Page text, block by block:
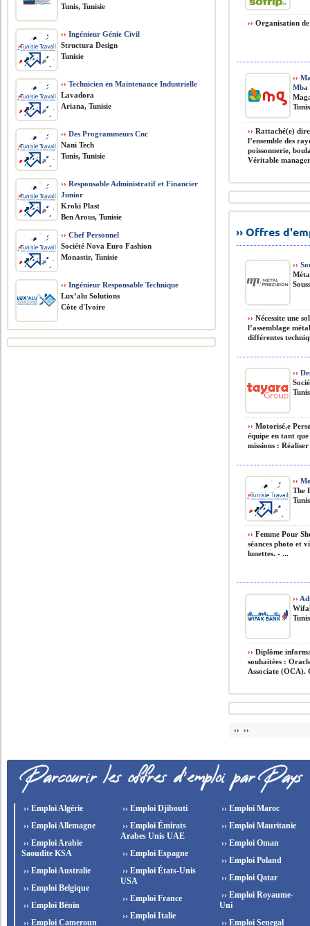
›› Organisation
››
Mba
›› Rattaché(e)
l’ensemble des
poissonnerie,
Véritable
›› Offres
››
›› Nécessite une
l’assemblage
différentes
››
›› Motorisé.e
équipe en tant
missions :
››
The
›› Femme Pour
séances photo et
lunettes. - ...
››
›› Diplôme
souhaitées :
Associate (OCA).
›› ››
Tunis, Tunisie
›› Ingénieur Génie Civil
Structura Design
Tunisie
›› Technicien en Maintenance Industrielle
Lavadora
Ariana, Tunisie
›› Des Programmeurs Cnc
Nani Tech
Tunis, Tunisie
›› Responsable Administratif et Financier
Junior
Kroki Plast
Ben Arous, Tunisie
›› Chef Personnel
Société Nova Euro Fashion
Monastir, Tunisie
›› Ingénieur Responsable Technique
Lux’alu Solutions
Côte d'Ivoire
›› Emploi Algérie
›› Emploi Allemagne
›› Emploi Arabie
Saoudite KSA
›› Emploi Australie
›› Emploi Belgique
›› Emploi Bénin
›› Emploi Cameroun
›› Emploi Djibouti
›› Emploi Émirats
Arabes Unis UAE
›› Emploi Espagne
›› Emploi États-Unis
USA
›› Emploi France
›› Emploi Italie
›› Emploi Maroc
›› Emploi Mauritanie
›› Emploi Oman
›› Emploi Poland
›› Emploi Qatar
›› Emploi Royaume-
Uni
›› Emploi Senegal